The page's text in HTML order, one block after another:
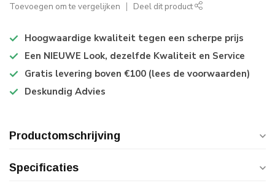
Toevoegen om te vergelijken Deel dit product
Hoogwaardige kwaliteit tegen een scherpe prijs
Een NIEUWE Look, dezelfde Kwaliteit en Service
Gratis levering boven €100 (lees de voorwaarden)
Deskundig Advies
Productomschrijving
Specificaties